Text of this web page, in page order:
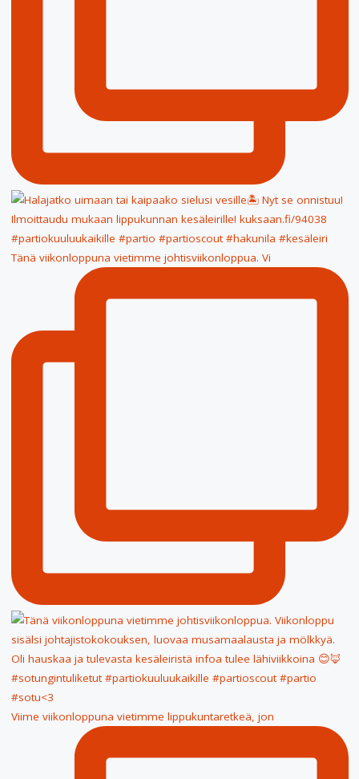
Tänä viikonloppuna vietimme johtisviikonloppua. Vi
Viime viikonloppuna vietimme lippukuntaretkeä, jon